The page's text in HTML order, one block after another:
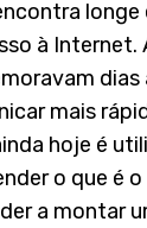
à
mais
hoje é
o que é
a montar